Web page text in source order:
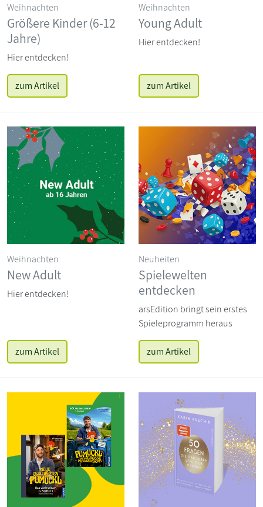
Weihnachten
Größere Kinder (6-12
Jahre)
Hier entdecken!
zum Artikel
Weihnachten
Young Adult
Hier entdecken!
zum Artikel
Weihnachten
New Adult
Hier entdecken!
zum Artikel
Neuheiten
Spielewelten
entdecken
arsEdition bringt sein erstes
Spieleprogramm heraus
zum Artikel